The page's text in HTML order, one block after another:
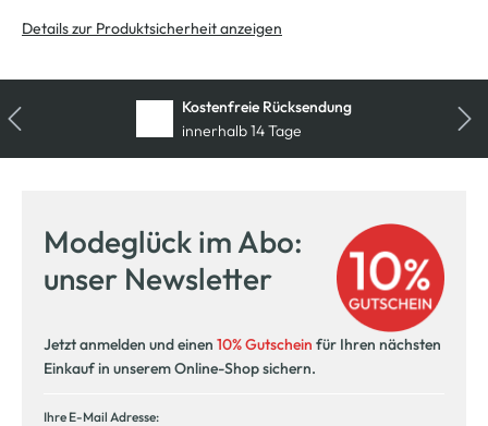
Details zur Produktsicherheit anzeigen
Kostenfreie Rücksendung
innerhalb 14 Tage
Modeglück im Abo:
unser Newsletter
Jetzt anmelden und einen 10% Gutschein für Ihren nächsten
Einkauf in unserem Online-Shop sichern.
Ihre E-Mail Adresse: